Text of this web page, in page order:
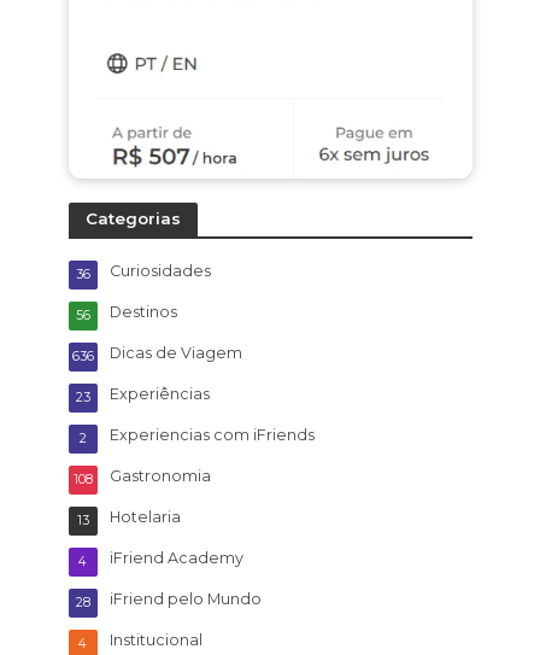
Categorias
Curiosidades
36
Destinos
56
Dicas de Viagem
636
Experiências
23
Experiencias com iFriends
2
Gastronomia
108
Hotelaria
13
iFriend Academy
4
iFriend pelo Mundo
28
Institucional
4